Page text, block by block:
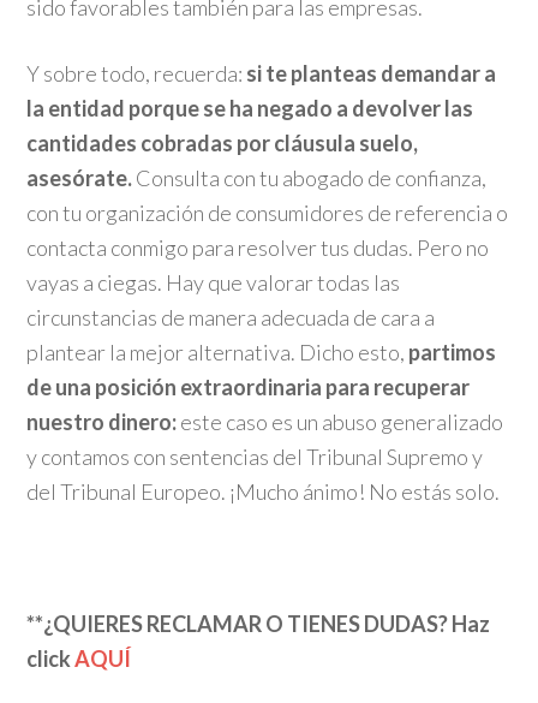
sido favorables también para las empresas.
Y sobre todo, recuerda: si te planteas demandar a
la entidad porque se ha negado a devolver las
cantidades cobradas por cláusula suelo,
asesórate.Consulta con tu abogado de confianza,
con tu organización de consumidores de referencia o
contacta conmigo para resolver tus dudas. Pero no
vayas a ciegas. Hay que valorar todas las
circunstancias de manera adecuada de cara a
plantear la mejor alternativa. Dicho esto, partimos
de una posición extraordinaria para recuperar
nuestro dinero:este caso es un abuso generalizado
y contamos con sentencias del Tribunal Supremo y
del Tribunal Europeo. ¡Mucho ánimo! No estás solo.
**¿QUIERES RECLAMAR O TIENES DUDAS? Haz
clickAQUÍ